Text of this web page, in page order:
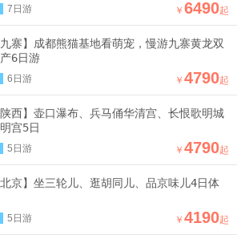
7日游 ￥ 6490起
九寨】成都熊猫基地看萌宠，慢游九寨黄龙双
6日游
6日游 ￥ 4790起
陕西】壶口瀑布、兵马俑华清宫、长恨歌明城
宫5日
5日游 ￥ 4790起
北京】坐三轮儿、逛胡同儿、品京味儿4日体
5日游 ￥ 4190起